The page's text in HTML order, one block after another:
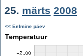
25. märts 2008
<< Eelmine päev
Temperatuur